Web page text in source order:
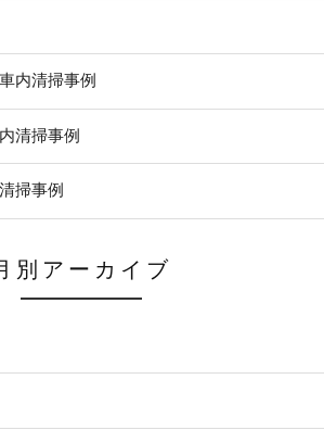
内清掃事例
清掃事例
掃事例
別アーカイブ